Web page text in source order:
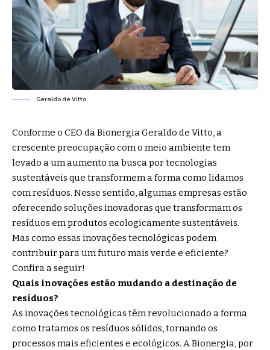
Geraldo de Vitto
Conforme o CEO da Bionergia Geraldo de Vitto, a
crescente preocupação com o meio ambiente tem
levado a um aumento na busca por tecnologias
sustentáveis que transformem a forma como lidamos
com resíduos. Nesse sentido, algumas empresas estão
oferecendo soluções inovadoras que transformam os
resíduos em produtos ecologicamente sustentáveis.
Mas como essas inovações tecnológicas podem
contribuir para um futuro mais verde e eficiente?
Confira a seguir!
Quais inovações estão mudando a destinação de
resíduos?
As inovações tecnológicas têm revolucionado a forma
como tratamos os resíduos sólidos, tornando os
processos mais eficientes e ecológicos. A Bionergia, por